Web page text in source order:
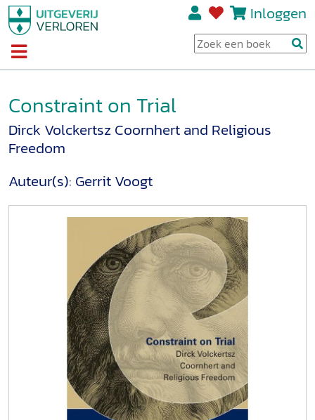
Inloggen
Constraint on Trial
Dirck Volckertsz Coornhert and Religious
Freedom
Auteur(s): Gerrit Voogt